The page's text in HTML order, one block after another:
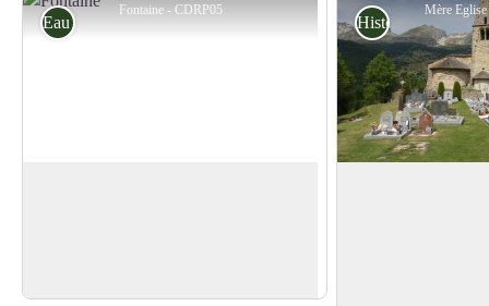
Fontaine - CDRP05
Eau
Mère
Histoire